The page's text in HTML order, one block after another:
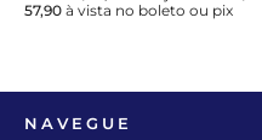
57,90 à vista no boleto ou pix
NAVEGUE